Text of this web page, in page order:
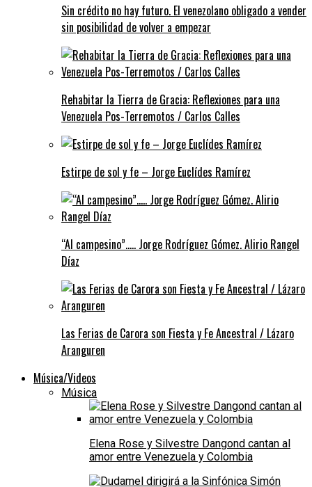
Sin crédito no hay futuro. El venezolano obligado a vender
sin posibilidad de volver a empezar
Rehabitar la Tierra de Gracia: Reflexiones para una
Venezuela Pos-Terremotos / Carlos Calles
Estirpe de sol y fe – Jorge Euclídes Ramírez
“Al campesino”….. Jorge Rodríguez Gómez. Alirio Rangel
Díaz
Las Ferias de Carora son Fiesta y Fe Ancestral / Lázaro
Aranguren
Música/Videos
Música
Elena Rose y Silvestre Dangond cantan al
amor entre Venezuela y Colombia